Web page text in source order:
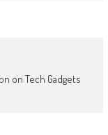
on Tech Gadgets